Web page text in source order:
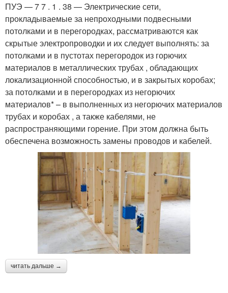
ПУЭ — 7 7 . 1 . 38 — Электрические сети,
прокладываемые за непроходными подвесными
потолками и в перегородках, рассматриваются как
скрытые электропроводки и их следует выполнять: за
потолками и в пустотах перегородок из горючих
материалов в металлических трубах , обладающих
локализационной способностью, и в закрытых коробах;
за потолками и в перегородках из негорючих
материалов* – в выполненных из негорючих материалов
трубах и коробах , а также кабелями, не
распространяющими горение. При этом должна быть
обеспечена возможность замены проводов и кабелей.
читать дальше →